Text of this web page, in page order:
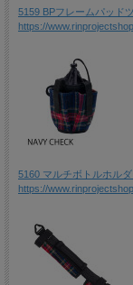
5159 BPフレームパッド
https://
5160 マルチボトルホル
https://